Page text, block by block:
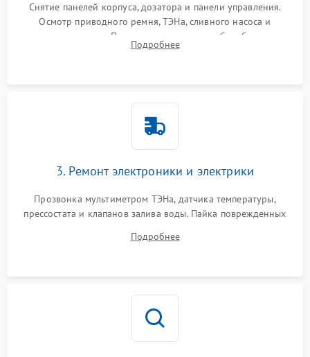
Снятие панелей корпуса, дозатора и панели управления.
Осмотр приводного ремня, ТЭНа, сливного насоса и
амортизаторов. Проверка подшипников барабана и
крестовины на износ, а манжеты люка на разрывы.
Подробнее
3. Ремонт электроники и электрики
Прозвонка мультиметром ТЭНа, датчика температуры,
прессостата и клапанов залива воды. Пайка поврежденных
Восстановление целостности проводки и контактов.
Подробнее